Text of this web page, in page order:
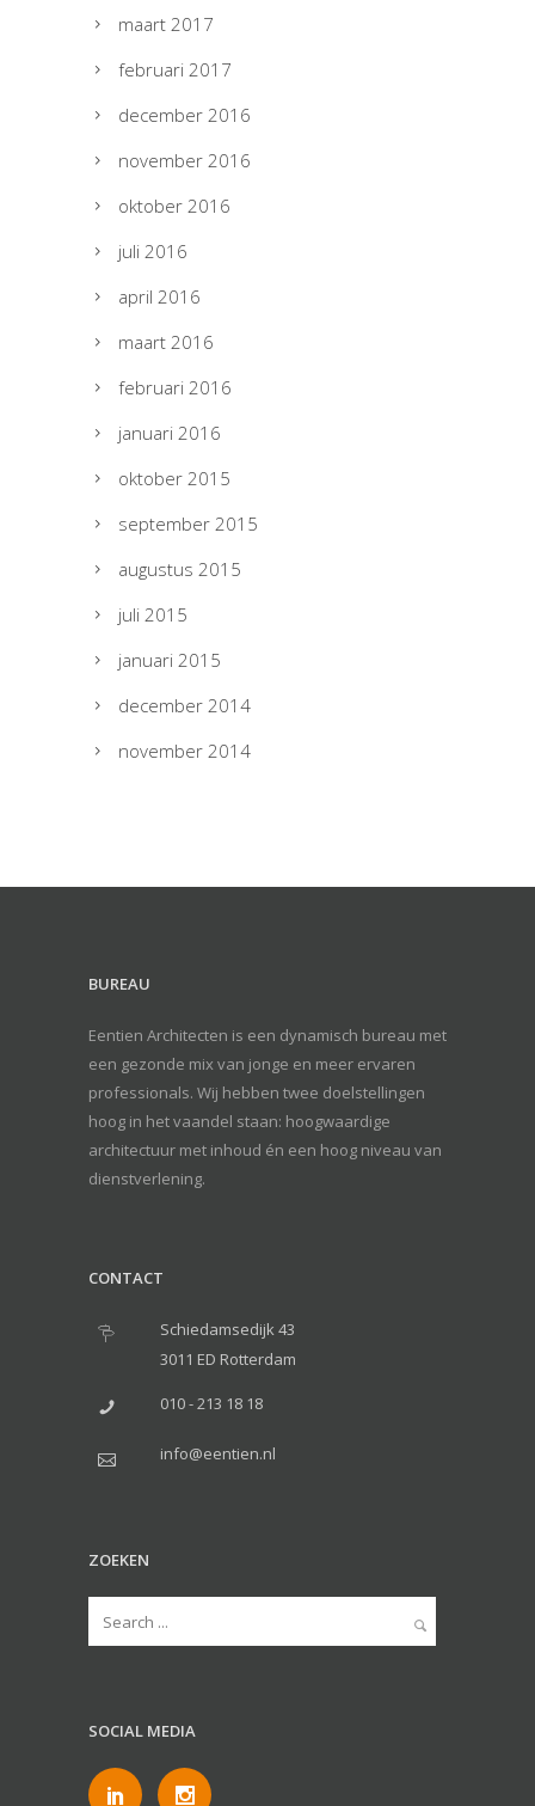
maart 2017
februari 2017
december 2016
november 2016
oktober 2016
juli 2016
april 2016
maart 2016
februari 2016
januari 2016
oktober 2015
september 2015
augustus 2015
juli 2015
januari 2015
december 2014
november 2014
BUREAU
Eentien Architecten is een dynamisch bureau met
een gezonde mix van jonge en meer ervaren
professionals. Wij hebben twee doelstellingen
hoog in het vaandel staan: hoogwaardige
architectuur met inhoud én een hoog niveau van
dienstverlening.
CONTACT
Schiedamsedijk 43
3011 ED Rotterdam
010 - 213 18 18
info@eentien.nl
ZOEKEN
SOCIAL MEDIA